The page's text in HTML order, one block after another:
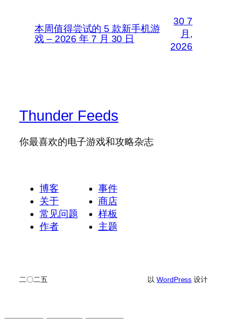
本周值得尝试的 5 款新手机游
戏 – 2026 年 7 月 30 日
30 7
月,
2026
Thunder Feeds
你最喜欢的电子游戏和攻略杂志
博客
关于
常见问题
作者
事件
商店
样板
主题
二〇二五 以WordPress 设计